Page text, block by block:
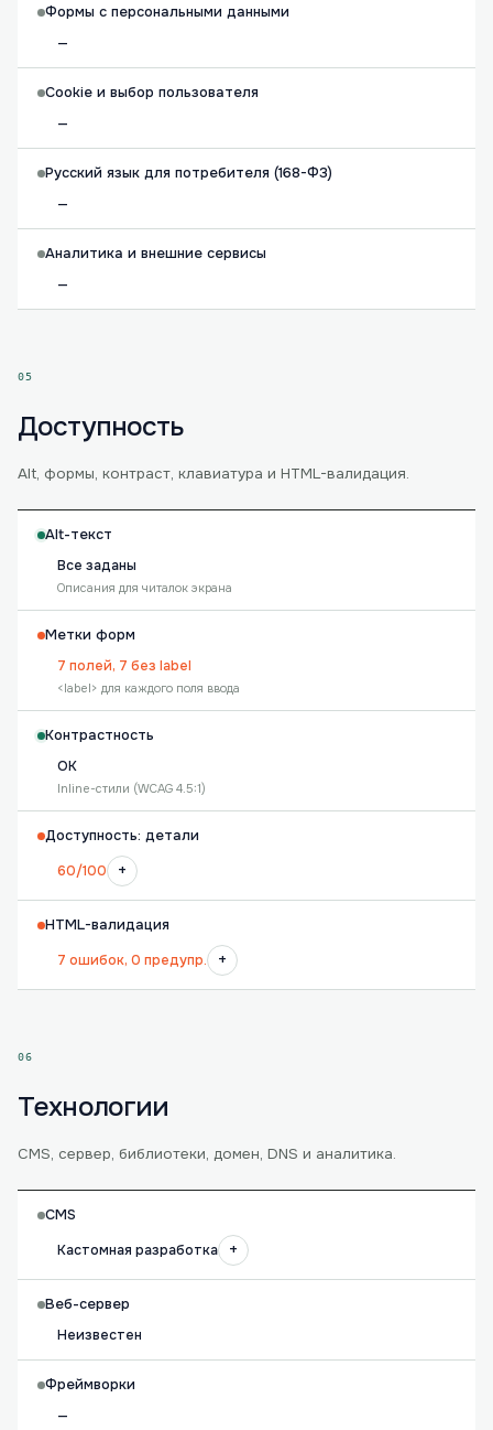
Формы с персональными данными
—
Cookie и выбор пользователя
—
Русский язык для потребителя (168-ФЗ)
—
Аналитика и внешние сервисы
—
05
Доступность
Alt, формы, контраст, клавиатура и HTML-валидация.
Alt-текст
Все заданы
Описания для читалок экрана
Метки форм
7 полей, 7 без label
<label> для каждого поля ввода
Контрастность
OK
Inline-стили (WCAG 4.5:1)
Доступность: детали
60/100
+
HTML-валидация
7 ошибок, 0 предупр.
+
06
Технологии
CMS, сервер, библиотеки, домен, DNS и аналитика.
CMS
Кастомная разработка
+
Веб-сервер
Неизвестен
Фреймворки
—